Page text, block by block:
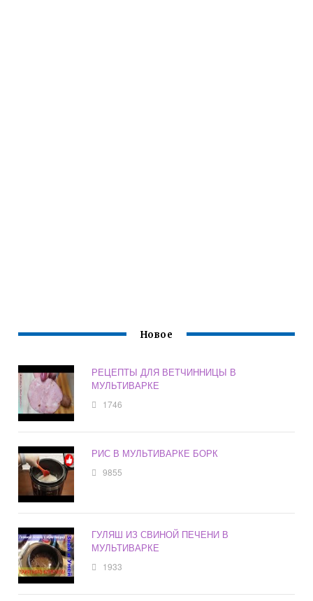
Новое
РЕЦЕПТЫ ДЛЯ ВЕТЧИННИЦЫ В
МУЛЬТИВАРКЕ
1746
РИС В МУЛЬТИВАРКЕ БОРК
9855
ГУЛЯШ ИЗ СВИНОЙ ПЕЧЕНИ В
МУЛЬТИВАРКЕ
1933